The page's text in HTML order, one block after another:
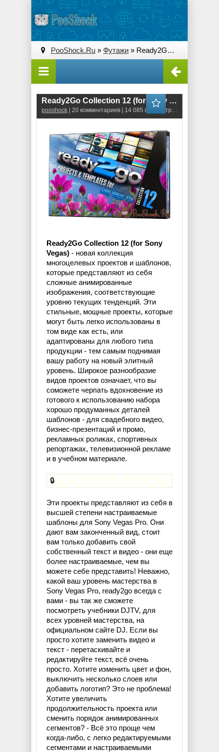
PooShock.Ru » Футажи » Ready2Go Collection 12 (for Sony Vegas)
Ready2Go Collection 12 (for Sony Vegas)
pooshock | 20 комментариев | 14 085 просмотров
Ready2Go Collection 12 (for Sony
Vegas) - новая коллекция
многоцелевых проектов и шаблонов,
которые представляют из себя
сложные анимированные
изображения, соответствующие
уровню текущих тенденций. Эти
стильные, мощные проекты, которые
могут быть легко использованы в
том виде как есть, или
адаптированы для любого типа
продукции - тем самым поднимая
вашу работу на новый элитный
уровень. Широкое разнообразие
видов проектов означает, что вы
соможете черпать вдохновение из
готового к использованию набора
хорошо продуманных деталей
шаблонов - для свадебного видео,
бизнес-презентаций и промо,
рекламных роликах, спортивных
репортажах, телевизионной рекламе
и в учебном материале.
🔒
Эти проекты представляют из себя в
высшей степени настраиваемые
шаблоны для Sony Vegas Pro. Они
дают вам законченный вид, стоит
вам только добавить свой
собственный текст и видео - они еще
более настраиваемые, чем вы
можете себе представить! Неважно,
какой ваш уровень мастерства в
Sony Vegas Pro, ready2go всегда с
вами - вы так же сможете
посмотреть учебники DJTV, для
всех уровней мастерства, на
официальном сайте DJ. Если вы
просто хотите заменить видео и
текст - перетаскивайте и
редактируйте текст, всё очень
просто. Хотите изменить цвет и фон,
выключить несколько слоев или
добавить логотип? Это не проблема!
Хотите увеличить
продолжительность проекта или
сменить порядок анимированных
сегментов? - Всё это проще чем
когда-либо, с легко редактируемыми
сегментами и настраиваемыми